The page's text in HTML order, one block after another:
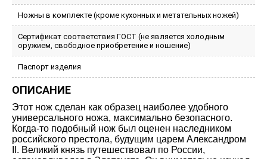
Ножны в комплекте (кроме кухонных и метательных ножей)
Сертификат соответствия ГОСТ (не является холодным
оружием, свободное приобретение и ношение)
Паспорт изделия
ОПИСАНИЕ
Этот нож сделан как образец наиболее удобного
универсального ножа, максимально безопасного.
Когда-то подобный нож был оценен наследником
российского престола, будущим царем Александром
II. Великий князь путешествовал по России,